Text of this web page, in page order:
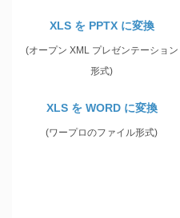
XLS を PPTX に変換
(オープン XML プレゼンテーション
形式)
XLS を WORD に変換
(ワープロのファイル形式)